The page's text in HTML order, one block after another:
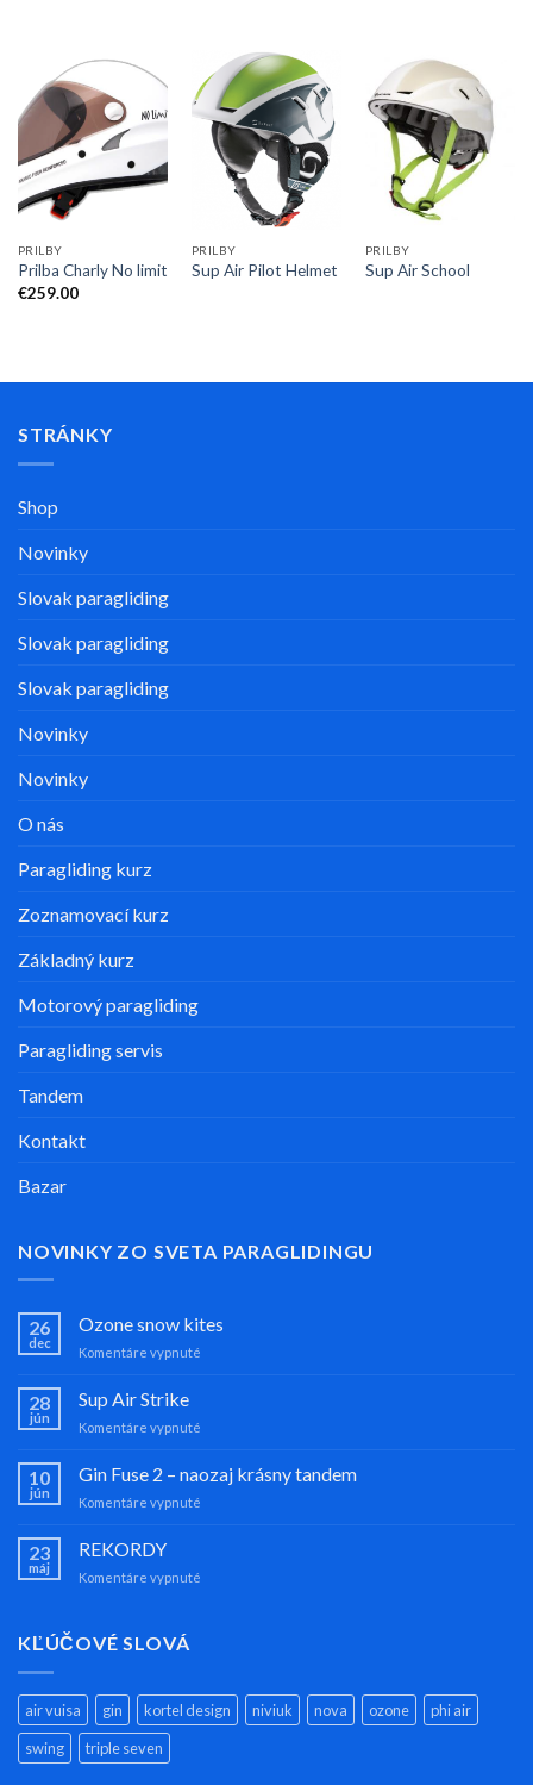
PRILBY
Prilba Charly No limit
€259.00
PRILBY
Sup Air Pilot Helmet
PRILBY
Sup Air School
STRÁNKY
Shop
Novinky
Slovak paragliding
Slovak paragliding
Slovak paragliding
Novinky
Novinky
O nás
Paragliding kurz
Zoznamovací kurz
Základný kurz
Motorový paragliding
Paragliding servis
Tandem
Kontakt
Bazar
NOVINKY ZO SVETA PARAGLIDINGU
26
dec
Ozone snow kites
Komentáre vypnuté
28
jún
Sup Air Strike
Komentáre vypnuté
Strike
10
jún
Gin Fuse 2 – naozaj krásny tandem
Komentáre vypnuté
23
máj
REKORDY
Komentáre vypnuté
KĽÚČOVÉ SLOVÁ
air vuisa gin kortel design niviuk nova ozone
phi air
swing
triple seven